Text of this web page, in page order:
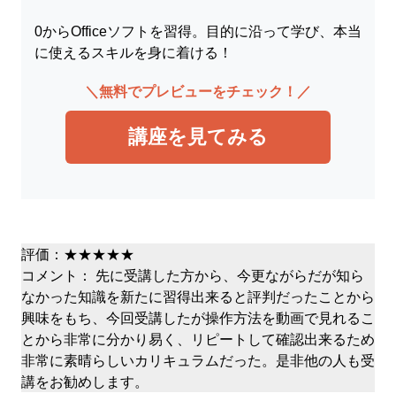
0からOfficeソフトを習得。目的に沿って学び、本当
に使えるスキルを身に着ける！
＼無料でプレビューをチェック！／
講座を見てみる
評価：★★★★★
コメント： 先に受講した方から、今更ながらだが知ら
なかった知識を新たに習得出来ると評判だったことから
興味をもち、今回受講したが操作方法を動画で見れるこ
とから非常に分かり易く、リピートして確認出来るため
非常に素晴らしいカリキュラムだった。是非他の人も受
講をお勧めします。